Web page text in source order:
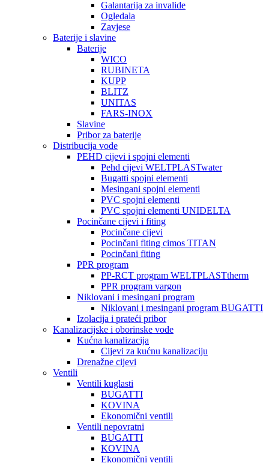
Galantarija za invalide
Ogledala
Zavjese
Baterije i slavine
Baterije
WICO
RUBINETA
KUPP
BLITZ
UNITAS
FARS-INOX
Slavine
Pribor za baterije
Distribucija vode
PEHD cijevi i spojni elementi
Pehd cijevi WELTPLASTwater
Bugatti spojni elementi
Mesingani spojni elementi
PVC spojni elementi
PVC spojni elementi UNIDELTA
Pocinčane cijevi i fiting
Pocinčane cijevi
Pocinčani fiting cimos TITAN
Pocinčani fiting
PPR program
PP-RCT program WELTPLASTtherm
PPR program vargon
Niklovani i mesingani program
Niklovani i mesingani program BUGATTI
Izolacija i prateći pribor
Kanalizacijske i oborinske vode
Kućna kanalizacija
Cijevi za kućnu kanalizaciju
Drenažne cijevi
Ventili
Ventili kuglasti
BUGATTI
KOVINA
Ekonomični ventili
Ventili nepovratni
BUGATTI
KOVINA
Ekonomični ventili